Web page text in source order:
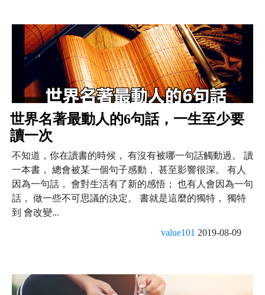
世界名著最動人的6句話，一生至少要
讀一次
不知道，你在讀書的時候， 有沒有被哪一句話觸動過。 讀
一本書， 總會被某一個句子感動， 甚至影響很深。 有人
因為一句話， 會對生活有了新的感悟； 也有人會因為一句
話， 做一些不可思議的決定。 書就是這麼的獨特， 獨特
到 會改變...
value101 2019-08-09